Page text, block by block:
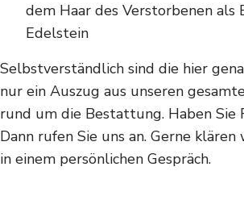
dem Haar des Verstorbenen als
Edelstein
Selbstverständlich sind die hier
nur ein Auszug aus unseren
rund um die Bestattung. Haben Sie
Dann rufen Sie uns an. Gerne
in einem persönlichen Gespräch.